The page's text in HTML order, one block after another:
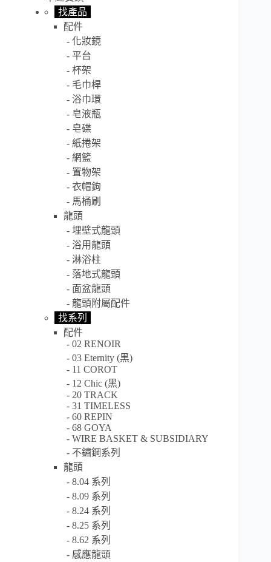
找產品
配件
化妝鏡
平台
杯架
毛巾桿
浴巾環
皂液瓶
皂碟
紙捲架
網籃
置物架
衣帽鉤
馬桶刷
龍頭
埋壁式龍頭
浴用龍頭
淋浴柱
落地式龍頭
面盆龍頭
龍頭附屬配件
找系列
配件
02 RENOIR
03 Eternity (黑)
11 COROT
12 Chic (黑)
20 TRACK
31 TIMELESS
60 REPIN
68 GOYA
WIRE BASKET & SUBSIDIARY
不鏽鋼系列
龍頭
8.04 系列
8.09 系列
8.24 系列
8.25 系列
8.62 系列
感應龍頭